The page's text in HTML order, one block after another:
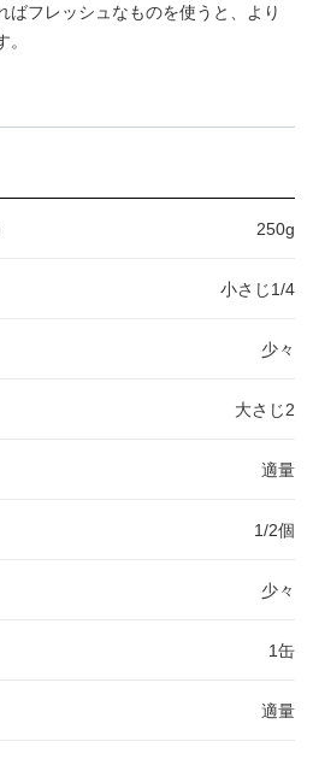
ばフレッシュなものを使うと、より
250g
小さじ1/4
少々
大さじ2
適量
1/2個
少々
1缶
適量